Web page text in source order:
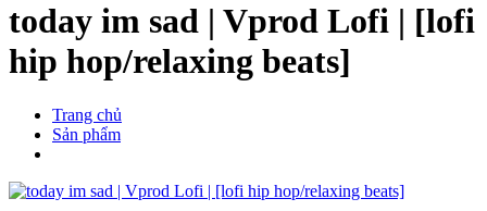
today im sad | Vprod Lofi | [lofi
hip hop/relaxing beats]
Trang chủ
Sản phẩm